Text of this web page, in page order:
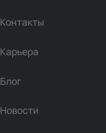
Контакты
Карьера
Блог
Новости